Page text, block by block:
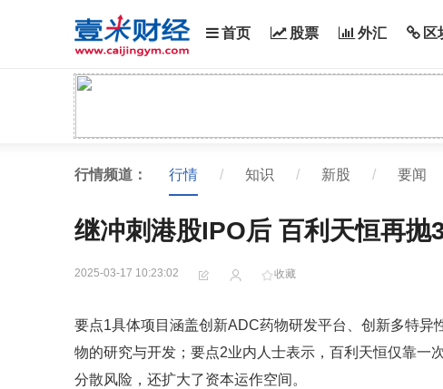
首页 股票 外汇 区
行情频道： 行情 / 知识 / 新股 / 要闻
继冲刺港股IPO后 百利天恒再抛
2025-03-17 10:23:02 收藏
要点1具体项目涵盖创新ADC药物研发平台、创新多特
物的研究与开发；要点2业内人士表示，百利天恒仅靠一
分散风险，还扩大了资本运作空间。